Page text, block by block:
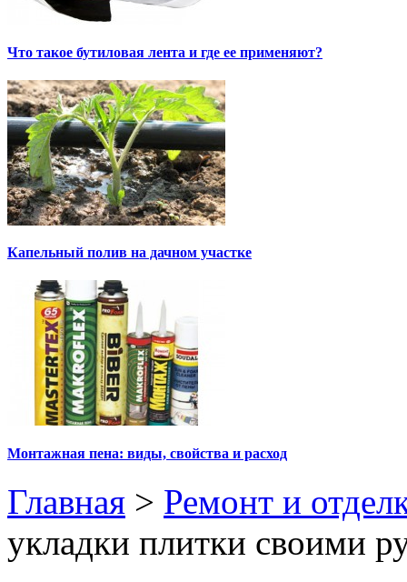
Что такое бутиловая лента и где ее применяют?
Капельный полив на дачном участке
Монтажная пена: виды, свойства и расход
Главная > Ремонт и
укладки плитки своими